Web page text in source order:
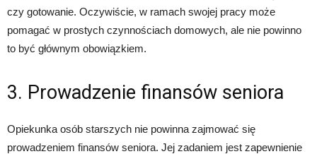
czy gotowanie. Oczywiście, w ramach swojej pracy może
pomagać w prostych czynnościach domowych, ale nie powinno
to być głównym obowiązkiem.
3. Prowadzenie finansów seniora
Opiekunka osób starszych nie powinna zajmować się
prowadzeniem finansów seniora. Jej zadaniem jest zapewnienie